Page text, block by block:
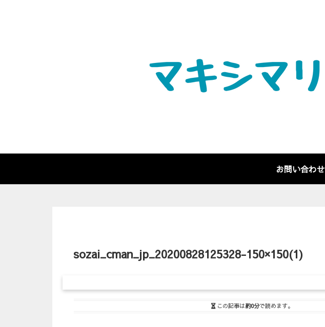
お問い合わせ
sozai_cman_jp_20200828125328-150×150(1)
この記事は約0分で読めます。